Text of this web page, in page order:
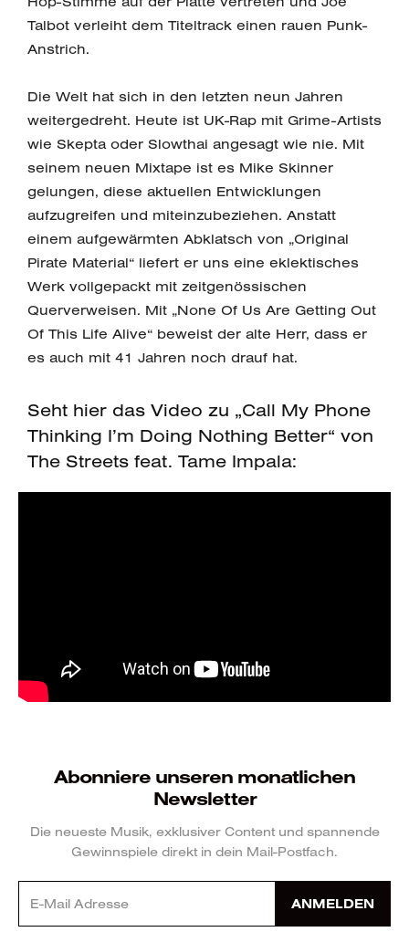
Talbot verleiht dem Titeltrack einen rauen Punk-
Anstrich.
Die Welt hat sich in den letzten neun Jahren
weitergedreht. Heute ist UK-Rap mit Grime-Artists
wie Skepta oder Slowthai angesagt wie nie. Mit
seinem neuen Mixtape ist es Mike Skinner
gelungen, diese aktuellen Entwicklungen
aufzugreifen und miteinzubeziehen. Anstatt
einem aufgewärmten Abklatsch von „Original
Pirate Material“ liefert er uns eine eklektisches
Werk vollgepackt mit zeitgenössischen
Querverweisen. Mit „None Of Us Are Getting Out
Of This Life Alive“ beweist der alte Herr, dass er
es auch mit 41 Jahren noch drauf hat.
Seht hier das Video zu „Call My Phone
Thinking I’m Doing Nothing Better“ von
The Streets feat. Tame Impala:
Abonniere unseren monatlichen
Newsletter
Die neueste Musik, exklusiver Content und spannende
Gewinnspiele direkt in dein Mail-Postfach.
ANMELDEN